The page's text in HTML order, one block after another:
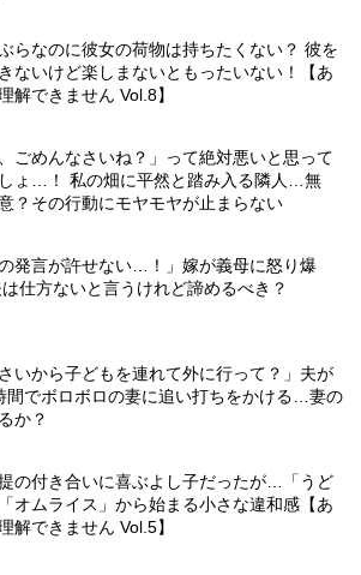
らなのに彼女の荷物は持ちたくない？ 彼を
ないけど楽しまないともったいない！【あ
解できません Vol.8】
、ごめんなさいね？」って絶対悪いと思って
ょ…！ 私の畑に平然と踏み入る隣人…無
？その行動にモヤモヤが止まらない
の発言が許せない…！」嫁が義母に怒り爆
仕方ないと言うけれど諦めるべき？
さいから子どもを連れて外に行って？」夫が
間でボロボロの妻に追い打ちをかける…妻の
か？
の付き合いに喜ぶよし子だったが…「うど
オムライス」から始まる小さな違和感【あ
解できません Vol.5】